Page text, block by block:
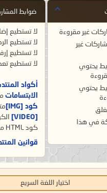
غير مقروءة
غير
يحتوي
يحتوي
في هذا
ضوابط
لا تستطيع
لا تستطيع
لا تستطيع
لا تستطيع
أكواد
الابتسامات
كود [IMG]
[VIDEO]
كود HTML
قوانين
اختيار اللغة السريع